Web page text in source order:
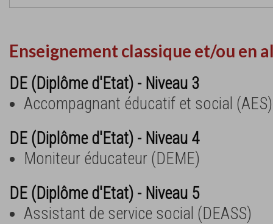
Enseignement classique et/ou en
DE (Diplôme d'Etat) - Niveau 3
Accompagnant éducatif et social (AES)
DE (Diplôme d'Etat) - Niveau 4
Moniteur éducateur (DEME)
DE (Diplôme d'Etat) - Niveau 5
Assistant de service social (DEASS)